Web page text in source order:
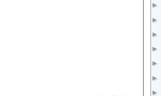
►
►
►
►
►
►
►